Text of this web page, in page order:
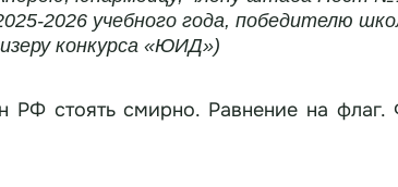
5-2026 учебного года, победителю
конкурса «ЮИД»)
стоять смирно. Равнение на